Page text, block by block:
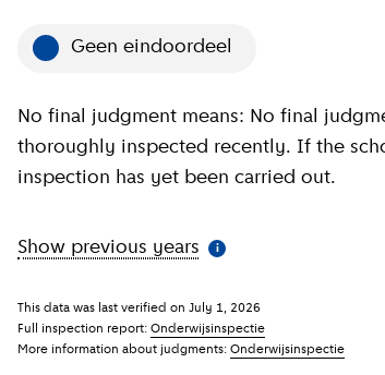
Geen eindoordeel
No final judgment means: No final
thoroughly inspected recently. If the
inspection has yet been carried out.
Show previous years More information
i
This data was last verified on July 1, 2026
Full inspection report: Onderwijsinspectie
More information about judgments: Onderwijsinspectie